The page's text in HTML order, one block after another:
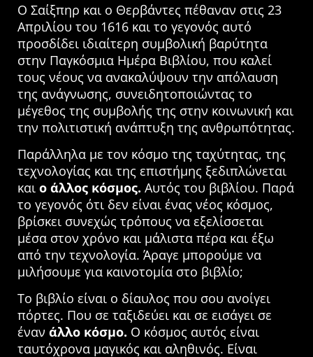
Ο Σαίξπηρ και ο Θερβάντες πέθαναν στις 23
Απριλίου του 1616 και το γεγονός αυτό
προσδίδει ιδιαίτερη συμβολική βαρύτητα
στην Παγκόσμια Ημέρα Βιβλίου, που καλεί
τους νέους να ανακαλύψουν την απόλαυση
της ανάγνωσης, συνειδητοποιώντας το
μέγεθος της συμβολής της στην κοινωνική και
την πολιτιστική ανάπτυξη της ανθρωπότητας.
Παράλληλα με τον κόσμο της ταχύτητας, της
τεχνολογίας και της επιστήμης ξεδιπλώνεται
και ο άλλος κόσμος. Αυτός του βιβλίου. Παρά
το γεγονός ότι δεν είναι ένας νέος κόσμος,
βρίσκει συνεχώς τρόπους να εξελίσσεται
μέσα στον χρόνο και μάλιστα πέρα και έξω
από την τεχνολογία. Άραγε μπορούμε να
μιλήσουμε για καινοτομία στο βιβλίο;
Το βιβλίο είναι ο δίαυλος που σου ανοίγει
πόρτες. Που σε ταξιδεύει και σε εισάγει σε
έναν άλλο κόσμο. O κόσμος αυτός είναι
ταυτόχρονα μαγικός και αληθινός. Είναι